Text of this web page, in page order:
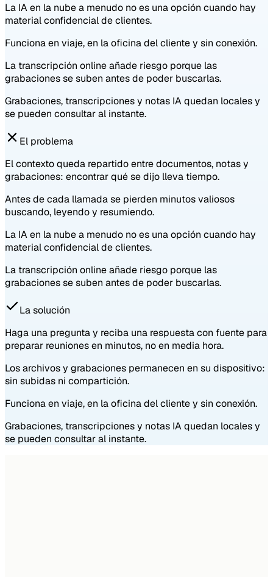
La IA en la nube a menudo no es una opción cuando hay
material confidencial de clientes.
Funciona en viaje, en la oficina del cliente y sin conexión.
La transcripción online añade riesgo porque las
grabaciones se suben antes de poder buscarlas.
Grabaciones, transcripciones y notas IA quedan locales y
se pueden consultar al instante.
El problema
El contexto queda repartido entre documentos, notas y
grabaciones: encontrar qué se dijo lleva tiempo.
Antes de cada llamada se pierden minutos valiosos
buscando, leyendo y resumiendo.
La IA en la nube a menudo no es una opción cuando hay
material confidencial de clientes.
La transcripción online añade riesgo porque las
grabaciones se suben antes de poder buscarlas.
La solución
Haga una pregunta y reciba una respuesta con fuente para
preparar reuniones en minutos, no en media hora.
Los archivos y grabaciones permanecen en su dispositivo:
sin subidas ni compartición.
Funciona en viaje, en la oficina del cliente y sin conexión.
Grabaciones, transcripciones y notas IA quedan locales y
se pueden consultar al instante.